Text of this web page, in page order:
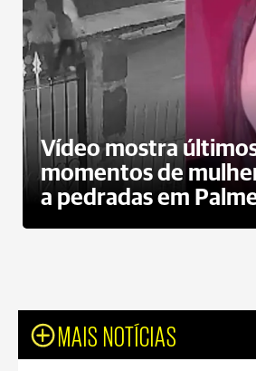
Vídeo mostra
momentos de
a pedradas em
MAIS NOTÍCIAS